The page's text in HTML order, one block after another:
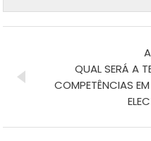
QUAL SERÁ A
COMPETÊNCIAS